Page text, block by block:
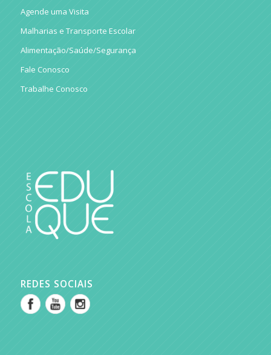
Agende uma Visita
Malharias e Transporte Escolar
Alimentação/Saúde/Segurança
Fale Conosco
Trabalhe Conosco
REDES SOCIAIS